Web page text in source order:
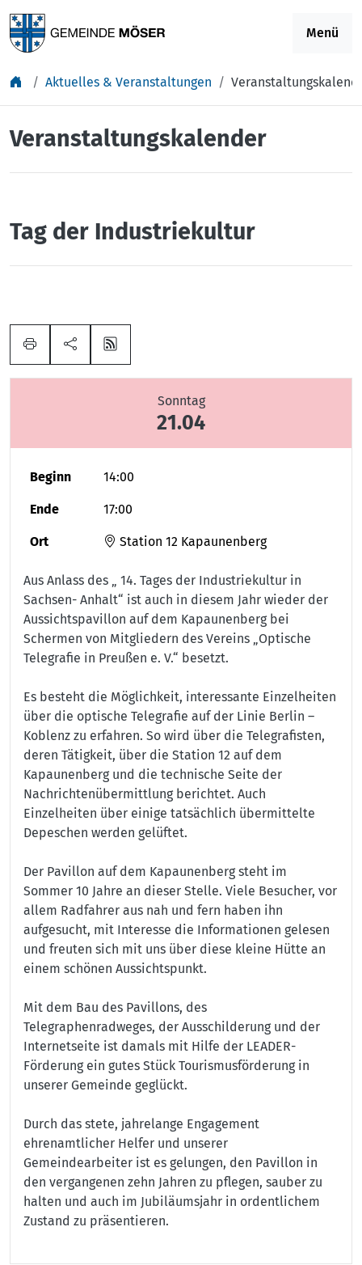
Menü
Aktuelles & Veranstaltungen
Veranstaltungskalender
Tag der Industriekultur
Sonntag
21.04
Beginn 14:00
Ende 17:00
Ort Station 12 Kapaunenberg
Aus Anlass des „ 14. Tages der Industriekultur in
Sachsen- Anhalt“ ist auch in diesem Jahr wieder der
Aussichtspavillon auf dem Kapaunenberg bei
Schermen von Mitgliedern des Vereins „Optische
Telegrafie in Preußen e. V.“ besetzt.
Es besteht die Möglichkeit, interessante Einzelheiten
über die optische Telegrafie auf der Linie Berlin –
Koblenz zu erfahren. So wird über die Telegrafisten,
deren Tätigkeit, über die Station 12 auf dem
Kapaunenberg und die technische Seite der
Nachrichtenübermittlung berichtet. Auch
Einzelheiten über einige tatsächlich übermittelte
Depeschen werden gelüftet.
Der Pavillon auf dem Kapaunenberg steht im
Sommer 10 Jahre an dieser Stelle. Viele Besucher, vor
allem Radfahrer aus nah und fern haben ihn
aufgesucht, mit Interesse die Informationen gelesen
und freuten sich mit uns über diese kleine Hütte an
einem schönen Aussichtspunkt.
Mit dem Bau des Pavillons, des
Telegraphenradweges, der Ausschilderung und der
Internetseite ist damals mit Hilfe der LEADER-
Förderung ein gutes Stück Tourismusförderung in
unserer Gemeinde geglückt.
Durch das stete, jahrelange Engagement
ehrenamtlicher Helfer und unserer
Gemeindearbeiter ist es gelungen, den Pavillon in
den vergangenen zehn Jahren zu pflegen, sauber zu
halten und auch im Jubiläumsjahr in ordentlichem
Zustand zu präsentieren.